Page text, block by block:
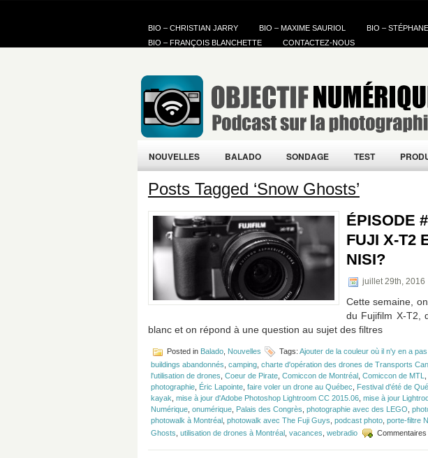
BIO – CHRISTIAN JARRY BIO – MAXIME SAURIOL
BIO –
BIO – FRANÇOIS BLANCHETTE
CONTACTEZ-NOUS
NOUVELLES BALADO SONDAGE TEST
Posts Tagged ‘Snow Ghosts’
ÉPISODE
FUJI X-T2
NISI?
juillet 29th, 2016
Cette semaine,
du Fujifilm X-T2,
blanc et on répond à une question au sujet des filtres
Posted in Balado Nouvelles Tags: Ajouter de la couleur où il n'y en a
buildings abandonnés camping charte d'opération des drones de Transports
l'utilisation de drones Coeur de Pirate Comiccon de Montréal Comiccon de MTL
photographie Éric Lapointe faire voler un drone au Québec Festival d'été de
kayak mise à jour d'Adobe Photoshop Lightroom CC 2015.06 mise à jour
Numérique onumérique Palais des Congrès photographie avec des LEGO
photowalk à Montréal photowalk avec The Fuji Guys podcast photo porte-filtre
Ghosts utilisation de drones à Montréal vacances webradio